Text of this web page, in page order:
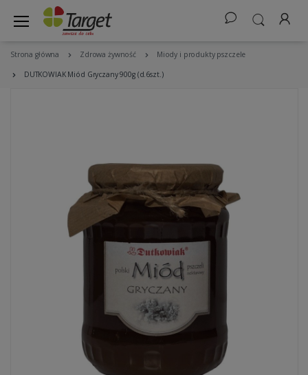
Strona główna Zdrowa żywność Miody i produkty pszczele
DUTKOWIAK Miód Gryczany 900g (d.6szt.)